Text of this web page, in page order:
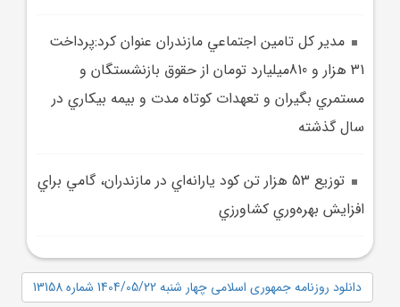
مدير کل تامين اجتماعي مازندران عنوان کرد:پرداخت
31 هزار و 810ميليارد تومان از حقوق بازنشستگان و
مستمري بگيران و تعهدات کوتاه مدت و بيمه بيکاري در
سال گذشته
توزيع 53 هزار تن کود يارانه‌اي در مازندران، گامي براي
افزايش بهره‌وري کشاورزي
دانلود روزنامه جمهوری اسلامی چهار شنبه 1404/05/22 شماره 13158